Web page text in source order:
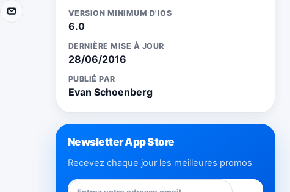
E-mail VERSION MINIMUM D'IOS
6.0
DERNIÈRE MISE À JOUR
28/06/2016
PUBLIÉ PAR
Evan Schoenberg
Newsletter App Store
Recevez chaque jour les meilleures promos